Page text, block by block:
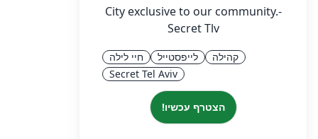
City exclusive to our community.-
Secret Tlv
קהילה לייפסטייל
חיי לילה
Secret Tel Aviv
הצטרף עכשיו!